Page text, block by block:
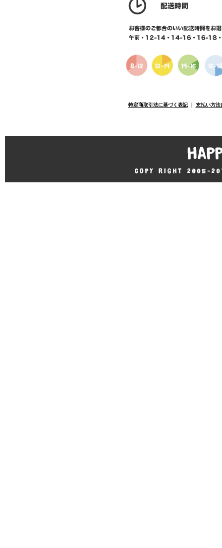
特定商取引法に基づく表記｜ 支払い方法